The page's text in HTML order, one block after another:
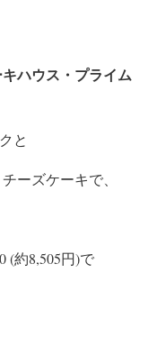
ハウス・プライム
と
ーズケーキで、
(約8,505円)で